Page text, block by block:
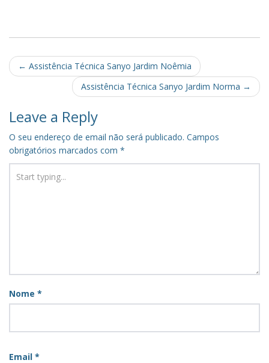
Post
navigation
← Assistência Técnica Sanyo Jardim Noêmia
Assistência Técnica Sanyo Jardim Norma →
Leave a Reply
O seu endereço de email não será publicado. Campos
obrigatórios marcados com *
Nome *
Email *